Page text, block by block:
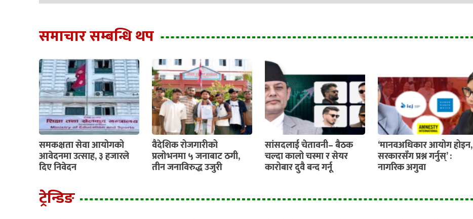
समाचार सम्बन्धि थप
समकक्षता सेवा आयोगको
आवेदनमा उत्साह, ३ हजारले
दिए निवेदन
वैदेशिक रोजगारीको
प्रलोभनमा ५ जनाबाट ठगी,
तीन जनाविरुद्ध उजुरी
सांसदलाई चेतावनी– बैठक
चल्दा कालो चस्मा र सेयर
कारोबार दुवै बन्द गर्नू
‘मानवअधिकार आयोग होइन,
सरकारसँग प्रश्न गर्नुस्’ :
नागरिक अगुवा
ट्रेन्डिङ